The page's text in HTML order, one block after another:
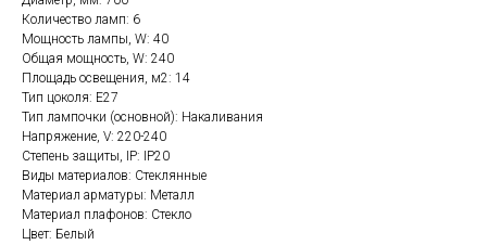
Количество ламп: 6
Мощность лампы, W: 40
Общая мощность, W: 240
Площадь освещения, м2: 14
Тип цоколя: E27
Тип лампочки (основной): Накаливания
Напряжение, V: 220-240
Степень защиты, IP: IP20
Виды материалов: Стеклянные
Материал арматуры: Металл
Материал плафонов: Стекло
Цвет: Белый